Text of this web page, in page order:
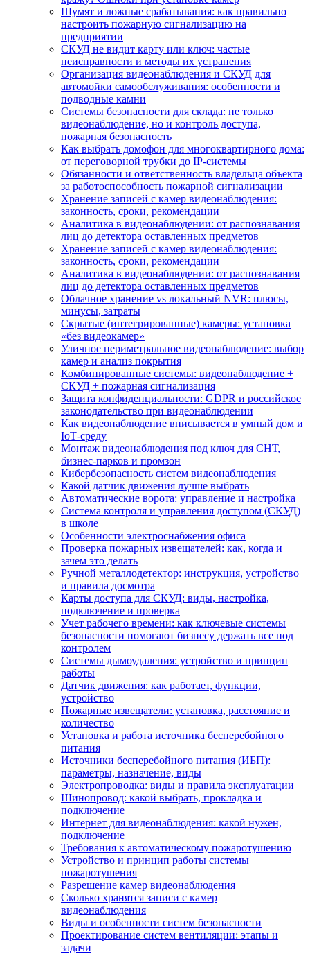
Шумят и ложные срабатывания: как правильно
настроить пожарную сигнализацию на
предприятии
СКУД не видит карту или ключ: частые
неисправности и методы их устранения
Организация видеонаблюдения и СКУД для
автомойки самообслуживания: особенности и
подводные камни
Системы безопасности для склада: не только
видеонаблюдение, но и контроль доступа,
пожарная безопасность
Как выбрать домофон для многоквартирного дома:
от переговорной трубки до IP-системы
Обязанности и ответственность владельца объекта
за работоспособность пожарной сигнализации
Хранение записей с камер видеонаблюдения:
законность, сроки, рекомендации
Аналитика в видеонаблюдении: от распознавания
лиц до детектора оставленных предметов
Хранение записей с камер видеонаблюдения:
законность, сроки, рекомендации
Аналитика в видеонаблюдении: от распознавания
лиц до детектора оставленных предметов
Облачное хранение vs локальный NVR: плюсы,
минусы, затраты
Скрытые (интегрированные) камеры: установка
«без видеокамер»
Уличное периметральное видеонаблюдение: выбор
камер и анализ покрытия
Комбинированные системы: видеонаблюдение +
СКУД + пожарная сигнализация
Защита конфиденциальности: GDPR и российское
законодательство при видеонаблюдении
Как видеонаблюдение вписывается в умный дом и
IoT‑среду
Монтаж видеонаблюдения под ключ для СНТ,
бизнес‑парков и промзон
Кибербезопасность систем видеонаблюдения
Какой датчик движения лучше выбрать
Автоматические ворота: управление и настройка
Система контроля и управления доступом (СКУД)
в школе
Особенности электроснабжения офиса
Проверка пожарных извещателей: как, когда и
зачем это делать
Ручной металлодетектор: инструкция, устройство
и правила досмотра
Карты доступа для СКУД: виды, настройка,
подключение и проверка
Учет рабочего времени: как ключевые системы
безопасности помогают бизнесу держать все под
контролем
Системы дымоудаления: устройство и принцип
работы
Датчик движения: как работает, функции,
устройство
Пожарные извещатели: установка, расстояние и
количество
Установка и работа источника бесперебойного
питания
Источники бесперебойного питания (ИБП):
параметры, назначение, виды
Электропроводка: виды и правила эксплуатации
Шинопровод: какой выбрать, прокладка и
подключение
Интернет для видеонаблюдения: какой нужен,
подключение
Требования к автоматическому пожаротушению
Устройство и принцип работы системы
пожаротушения
Разрешение камер видеонаблюдения
Сколько хранятся записи с камер
видеонаблюдения
Виды и особенности систем безопасности
Проектирование систем вентиляции: этапы и
задачи